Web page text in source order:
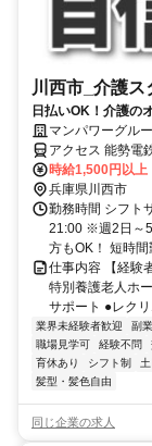
川西市_介護
日払いOK！介護の
要！WEB・電話登
マンパワーグル
アクセス 能勢電
線 鼓滝徒歩約19
勤OK（派遣先に
時給1,500円以上
兵庫県川西市
勤務時間 シフト
21:00 ※週2日～5
方もOK！ 短時
仕事内容 【経験
特別養護老人ホ
サポート ●レク
業界未経験者歓迎 副
職場見学可
経験不問
育休あり
シフト制
髪型・髪色自由
同じ企業の求人